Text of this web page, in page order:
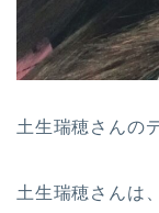
土生瑞穂さんの
土生瑞穂さんは